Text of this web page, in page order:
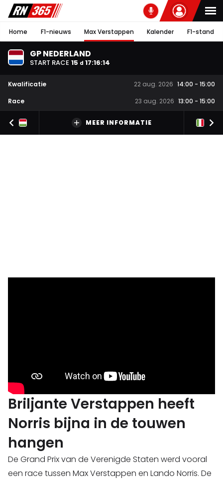
Home F1-nieuws Max Verstappen Kalender F1-stand
GP NEDERLAND
START RACE 15 d 17:16:13
Kwalificatie 22 aug. 2026 14:00 - 15:00
Race
23 aug. 2026 13:00 - 15:00
MEER INFORMATIE
Briljante Verstappen heeft
Norris bijna in de touwen
hangen
De Grand Prix van de Verenigde Staten werd vooral
een race tussen Max Verstappen en Lando Norris. De